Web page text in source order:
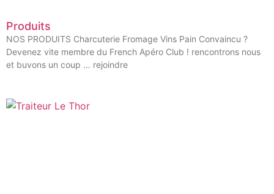
Produits
NOS PRODUITS Charcuterie Fromage Vins Pain Convaincu ?
Devenez vite membre du French Apéro Club ! rencontrons nous
et buvons un coup … rejoindre